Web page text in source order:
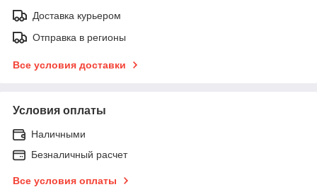
Доставка курьером
Отправка в регионы
Все условия доставки
Условия оплаты
Наличными
Безналичный расчет
Все условия оплаты